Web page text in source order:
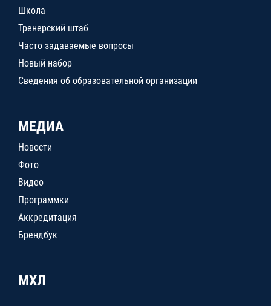
Школа
Тренерский штаб
Часто задаваемые вопросы
Новый набор
Сведения об образовательной организации
МЕДИА
Новости
Фото
Видео
Программки
Аккредитация
Брендбук
МХЛ